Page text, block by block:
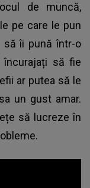
de muncă,
pe care le pun
îi pună într-o
încurajați să fie
ar putea să le
un gust amar.
să lucreze în